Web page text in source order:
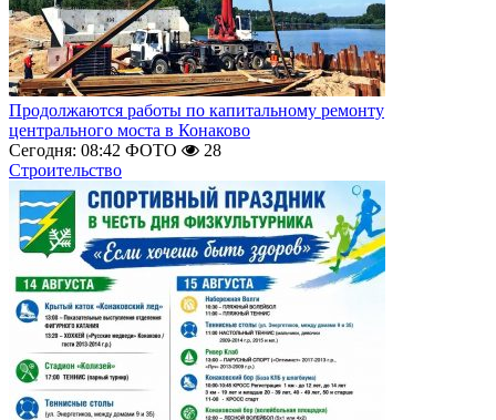
Продолжаются работы по капитальному ремонту
центрального моста в Конаково
Сегодня: 08:42 ФОТО
28
Строительство